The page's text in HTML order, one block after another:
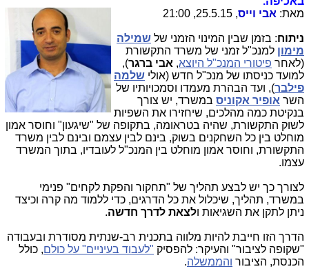
מאת: אבי וייס, 25.5.15, 21:00
ניתוח: בזמן שבין המינוי הזמני של שמילה
מימון למנכ"ל זמני של משרד התקשורת
(לאחר פיטורי המנכ"ל היוצא, אבי ברגר),
למועד כניסתו של מנכ"ל חדש (אולי שלמה
פילבר), ועד הבהרת מעמדו וסמכויותיו של
השר אופיר אקוניס במשרד, יש צורך
בנקיטת כמה מהלכים, שיחזירו את השפיות
לשוק התקשורת, שהיה בטראומה, בתקופה של "שיגעון" וחוסר אמון
מוחלט בין כל השחקנים בשוק, בינם לבין עצמם ובינם לבין משרד
התקשורת, וחוסר אמון מוחלט בין המנכ"ל לעובדיו, בתוך המשרד
עצמו.
לצורך כך יש לבצע תהליך של "תחקור והפקת לקחים" פנימי
במשרד, תהליך, שיכלול את כל הדרגים, כדי ללמוד מה קרה וכיצד
ניתן לתקן את השגיאות ולצאת לדרך חדשה.
הדרך הזו חייבת להיות מלווה בתכנית רב-שנתית מסודרת ובעבודה
"שקופה לציבור" והעיקר: להפסיק "לעבוד בעיניים" על כולם, כולל
הכנסת, הציבור והממשלה.